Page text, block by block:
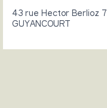
43 rue Hector Berlioz
GUYANCOURT